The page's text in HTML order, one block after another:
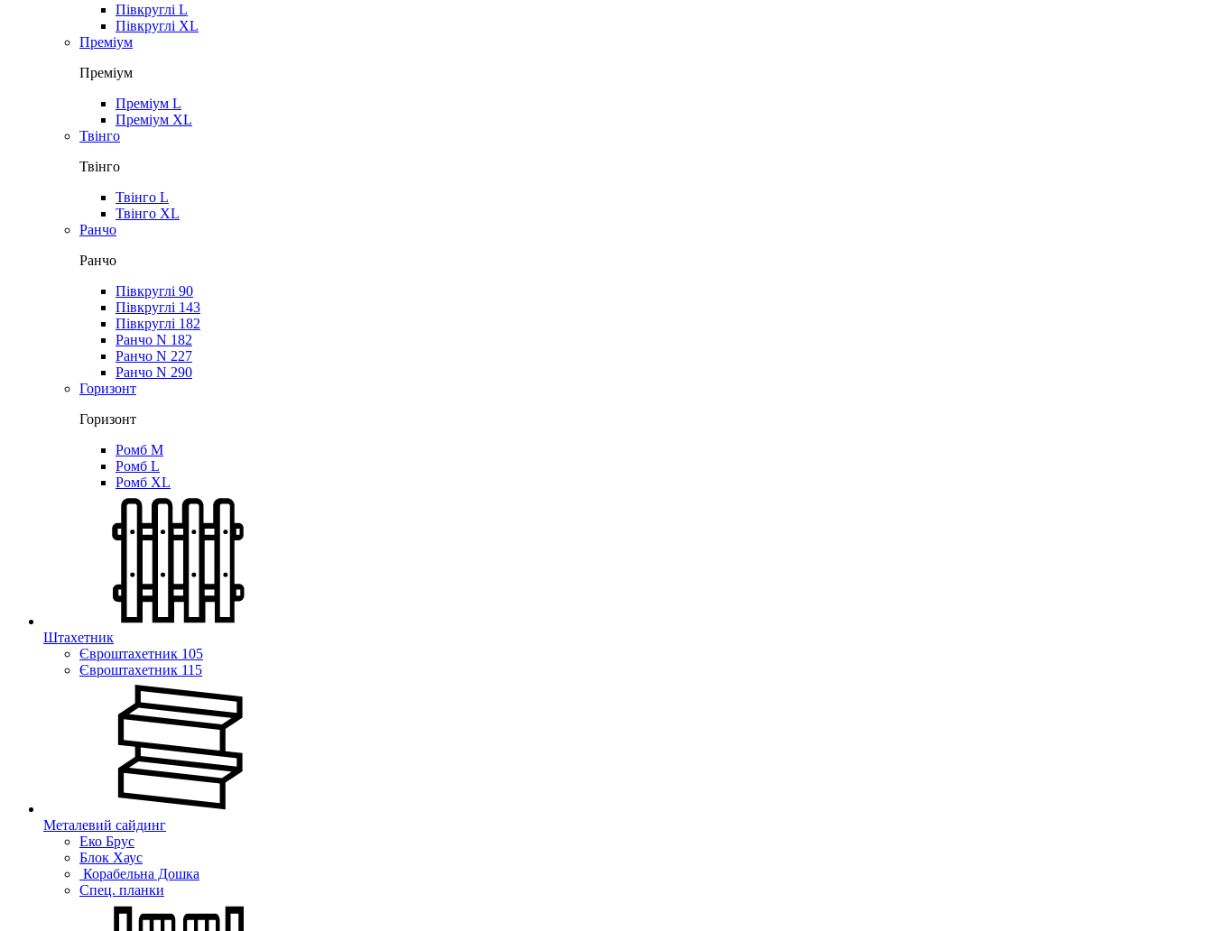
Півкруглі L
Півкруглі XL
Преміум
Преміум
Преміум L
Преміум XL
Твінго
Твінго
Твінго L
Твінго XL
Ранчо
Ранчо
Півкруглі 90
Півкруглі 143
Півкруглі 182
Ранчо N 182
Ранчо N 227
Ранчо N 290
Горизонт
Горизонт
Ромб M
Ромб L
Ромб XL
Штахетник
Євроштахетник 105
Євроштахетник 115
Металевий сайдинг
Еко Брус
Блок Хаус
Корабельна Дошка
Спец. планки